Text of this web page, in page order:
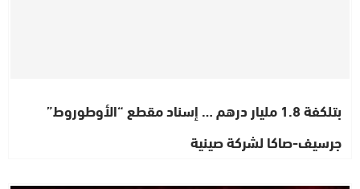
بتلكفة 1.8 مليار درهم … إسناد مقطع “الأوطوروط”
جرسيف-صاكا لشركة صينية